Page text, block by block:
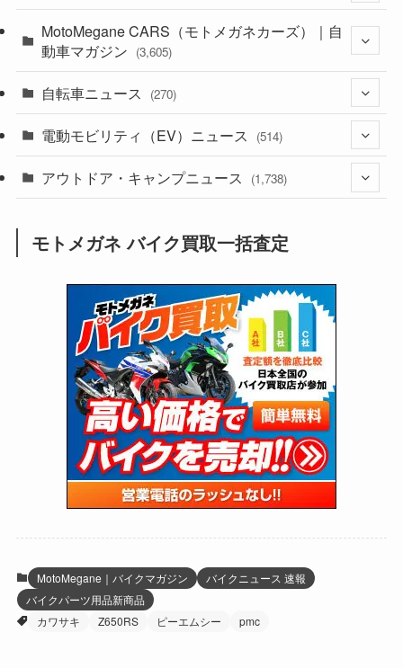
(44)
(1,242)
(638)
(118)
(60)
(31)
(51)
(34)
(5)
(12)
(63)
(109)
(252)
(38)
(24)
(16)
(25)
(24)
(47)
(15)
(5)
(249)
(64)
(16)
(62)
(4)
(6)
(17)
(5)
(306)
(6,957)
(2,473)
(249)
(1,226)
(12)
(131)
(38)
(131)
(167)
(85)
(21)
(61)
(171)
(98)
(13)
(60)
(274)
(171)
(38)
(47)
(59)
(66)
(16)
(141)
(255)
(204)
(1,141)
(166)
(23)
(33)
(34)
(35)
(41)
(415)
(16)
(352)
(1)
MotoMegane CARS（モトメガネカーズ）｜自
動車マガジン (3,605)
(185)
(137)
(73)
(2,744)
(126)
(170)
自転車ニュース (270)
(54)
(211)
電動モビリティ（EV）ニュース (514)
(132)
(171)
(118)
(27)
アウトドア・キャンプニュース (1,738)
(8)
(1,605)
(147)
(13)
(19)
(12)
(16)
(20)
モトメガネ バイク買取一括査定
MotoMegane｜バイクマガジン
バイクニュース 速報
バイクパーツ用品新商品
カワサキ
Z650RS ピーエムシー pmc